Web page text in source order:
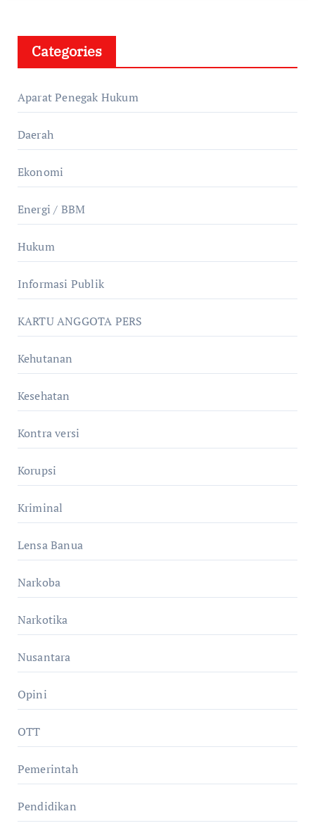
Categories
Aparat Penegak Hukum
Daerah
Ekonomi
Energi / BBM
Hukum
Informasi Publik
KARTU ANGGOTA PERS
Kehutanan
Kesehatan
Kontra versi
Korupsi
Kriminal
Lensa Banua
Narkoba
Narkotika
Nusantara
Opini
OTT
Pemerintah
Pendidikan